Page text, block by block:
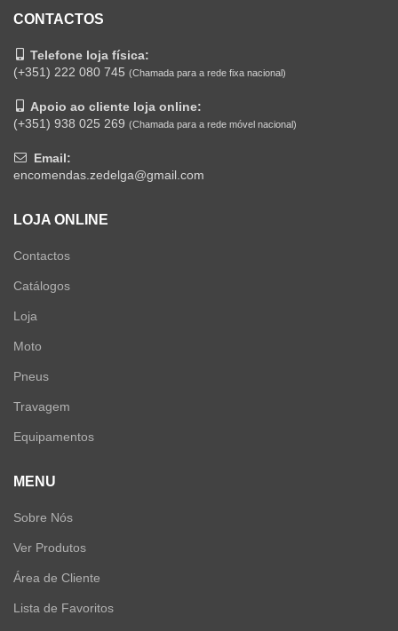
CONTACTOS
Telefone loja física:
(+351) 222 080 745 (Chamada para a rede fixa nacional)
Apoio ao cliente loja online:
(+351) 938 025 269 (Chamada para a rede móvel nacional)
Email:
encomendas.zedelga@gmail.com
LOJA ONLINE
Contactos
Catálogos
Loja
Moto
Pneus
Travagem
Equipamentos
MENU
Sobre Nós
Ver Produtos
Área de Cliente
Lista de Favoritos